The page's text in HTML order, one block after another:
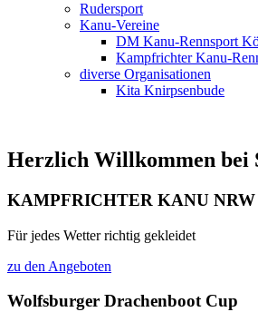
Rudersport
Kanu-Vereine
DM Kanu-Rennsport
Kampfrichter Kanu-
diverse Organisationen
Kita Knirpsenbude
Herzlich Willkommen bei
KAMPFRICHTER KANU NRW
Für jedes Wetter richtig gekleidet
zu den Angeboten
Wolfsburger Drachenboot Cup